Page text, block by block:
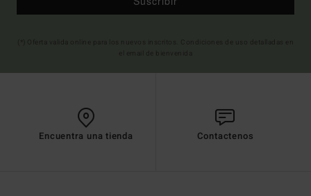
Encuentra una tienda Contactenos